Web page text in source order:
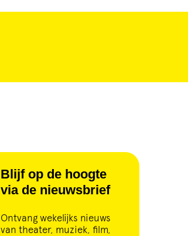
Blijf op de hoogte
via de nieuwsbrief
Ontvang wekelijks nieuws
van theater, muziek, film,